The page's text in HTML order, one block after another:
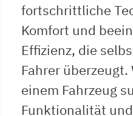
fortschrittliche
Komfort und
Effizienz, die
Fahrer überzeugt.
einem Fahrzeug
Funktionalität